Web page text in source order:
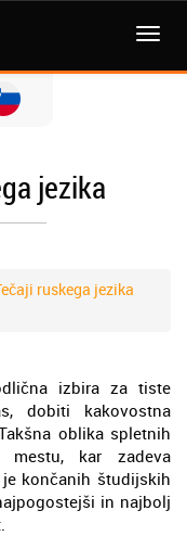
MENI
jezika
ruskega jezika
izbira za tiste
dobiti kakovostna
oblika spletnih
kar zadeva
končanih študijskih
in najbolj